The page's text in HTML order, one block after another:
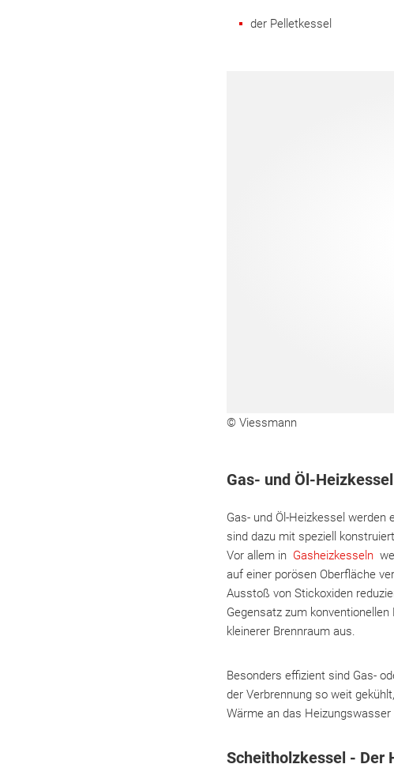
der Pelletkessel
© Viessmann
Gas- und Öl-Heizkessel
Gas- und Öl-Heizkessel
sind dazu mit speziell
Vor allem in Gasheizkesseln
auf einer porösen Oberfläche
Ausstoß von Stickoxiden
Gegensatz zum
kleinerer Brennraum aus.
Besonders effizient sind Gas-
der Verbrennung so weit
Wärme an das
Scheitholzkessel - Der